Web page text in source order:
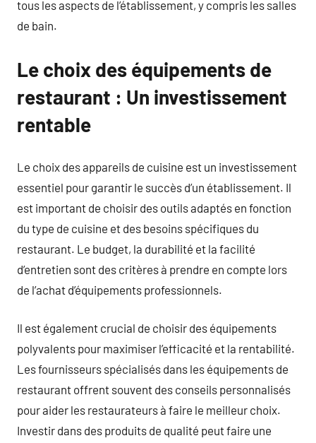
tous les aspects de l’établissement, y compris les salles
de bain.
Le choix des équipements de
restaurant : Un investissement
rentable
Le choix des appareils de cuisine est un investissement
essentiel pour garantir le succès d’un établissement. Il
est important de choisir des outils adaptés en fonction
du type de cuisine et des besoins spécifiques du
restaurant. Le budget, la durabilité et la facilité
d’entretien sont des critères à prendre en compte lors
de l’achat d’équipements professionnels.
Il est également crucial de choisir des équipements
polyvalents pour maximiser l’efficacité et la rentabilité.
Les fournisseurs spécialisés dans les équipements de
restaurant offrent souvent des conseils personnalisés
pour aider les restaurateurs à faire le meilleur choix.
Investir dans des produits de qualité peut faire une